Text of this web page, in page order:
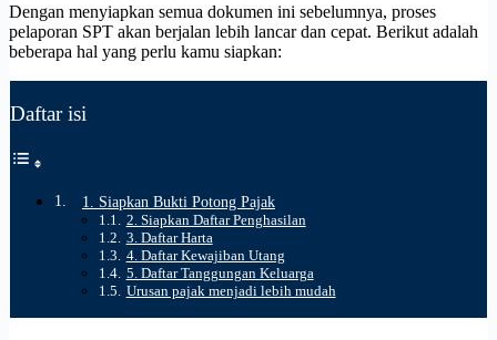
Dengan menyiapkan semua dokumen ini sebelumnya, proses
pelaporan SPT akan berjalan lebih lancar dan cepat. Berikut adalah
beberapa hal yang perlu kamu siapkan:
Daftar isi
1. Siapkan Bukti Potong Pajak
2. Siapkan Daftar Penghasilan
3. Daftar Harta
4. Daftar Kewajiban Utang
5. Daftar Tanggungan Keluarga
Urusan pajak menjadi lebih mudah